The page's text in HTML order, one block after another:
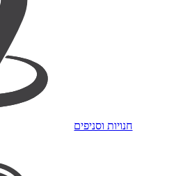
חנויות וסניפים